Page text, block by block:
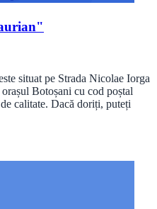
situat pe Strada Nicolae Iorga
Botoșani cu cod poștal
calitate. Dacă doriți, puteți